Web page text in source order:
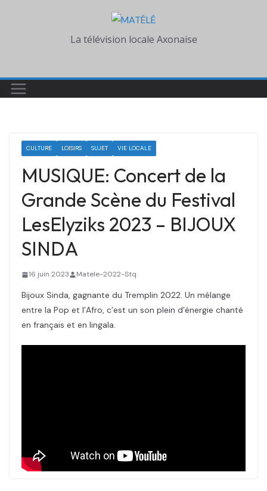
La télévision locale Axonaise
CULTURE LOISIRS SUJET VIE LOCALE
MUSIQUE: Concert de la
Grande Scène du Festival
LesElyziks 2023 – BIJOUX
SINDA
16 juin 2023 Matele-2022-Stq
Bijoux Sinda, gagnante du Tremplin 2022. Un mélange
entre la Pop et l’Afro, c’est un son plein d’énergie chanté
en français et en lingala.